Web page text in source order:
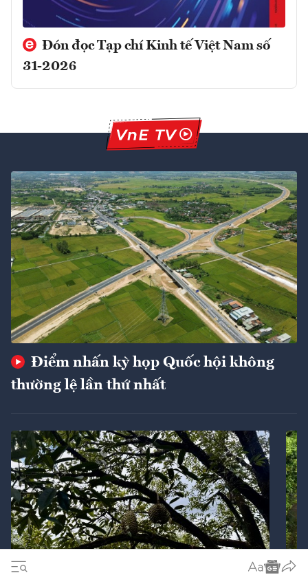
Đón đọc Tạp chí Kinh tế Việt Nam số
31-2026
Điểm nhấn kỳ họp Quốc hội không
thường lệ lần thứ nhất